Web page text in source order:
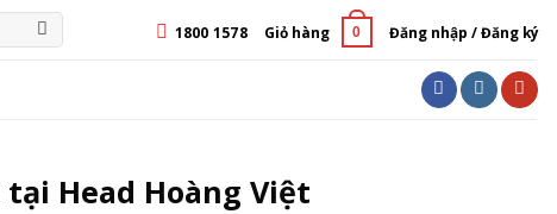
1800 1578 Giỏ hàng 0 Đăng nhập / Đăng ký
tại Head Hoàng Việt